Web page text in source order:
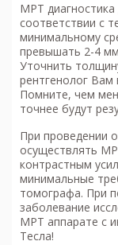
МРТ диагностика
соответствии с
минимальному
превышать 2-4
Уточнить
рентгенолог Вам
Помните, чем
точнее будут
При проведении
осуществлять
контрастным
минимальные
томографа. При
заболевание
МРТ аппарате с
Тесла!